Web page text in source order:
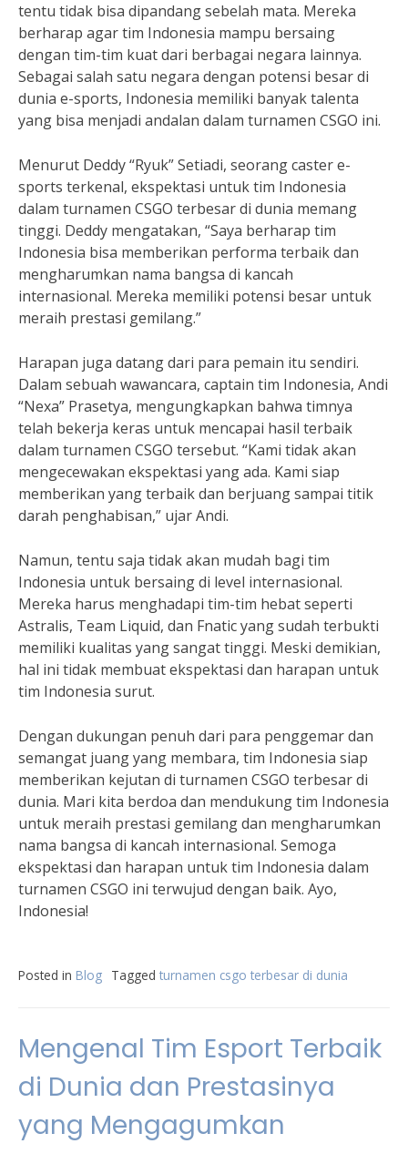
tentu tidak bisa dipandang sebelah mata. Mereka
berharap agar tim Indonesia mampu bersaing
dengan tim-tim kuat dari berbagai negara lainnya.
Sebagai salah satu negara dengan potensi besar di
dunia e-sports, Indonesia memiliki banyak talenta
yang bisa menjadi andalan dalam turnamen CSGO ini.
Menurut Deddy “Ryuk” Setiadi, seorang caster e-
sports terkenal, ekspektasi untuk tim Indonesia
dalam turnamen CSGO terbesar di dunia memang
tinggi. Deddy mengatakan, “Saya berharap tim
Indonesia bisa memberikan performa terbaik dan
mengharumkan nama bangsa di kancah
internasional. Mereka memiliki potensi besar untuk
meraih prestasi gemilang.”
Harapan juga datang dari para pemain itu sendiri.
Dalam sebuah wawancara, captain tim Indonesia, Andi
“Nexa” Prasetya, mengungkapkan bahwa timnya
telah bekerja keras untuk mencapai hasil terbaik
dalam turnamen CSGO tersebut. “Kami tidak akan
mengecewakan ekspektasi yang ada. Kami siap
memberikan yang terbaik dan berjuang sampai titik
darah penghabisan,” ujar Andi.
Namun, tentu saja tidak akan mudah bagi tim
Indonesia untuk bersaing di level internasional.
Mereka harus menghadapi tim-tim hebat seperti
Astralis, Team Liquid, dan Fnatic yang sudah terbukti
memiliki kualitas yang sangat tinggi. Meski demikian,
hal ini tidak membuat ekspektasi dan harapan untuk
tim Indonesia surut.
Dengan dukungan penuh dari para penggemar dan
semangat juang yang membara, tim Indonesia siap
memberikan kejutan di turnamen CSGO terbesar di
dunia. Mari kita berdoa dan mendukung tim Indonesia
untuk meraih prestasi gemilang dan mengharumkan
nama bangsa di kancah internasional. Semoga
ekspektasi dan harapan untuk tim Indonesia dalam
turnamen CSGO ini terwujud dengan baik. Ayo,
Indonesia!
Posted in Blog Tagged turnamen csgo terbesar di dunia
Mengenal Tim Esport Terbaik
di Dunia dan Prestasinya
yang Mengagumkan